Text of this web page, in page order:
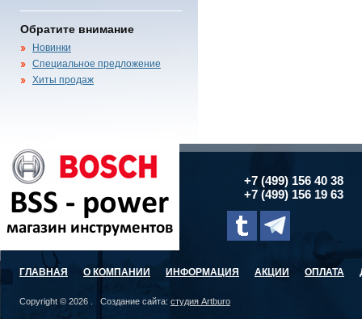
Обратите внимание
Новинки
Специальное предложение
Хиты продаж
+7 (499) 156 40 38
+7 (499) 156 19 63
ГЛАВНАЯ О КОМПАНИИ ИНФОРМАЦИЯ АКЦИИ ОПЛАТА
Copyright © 2026 . Создание сайта: студия Artburo